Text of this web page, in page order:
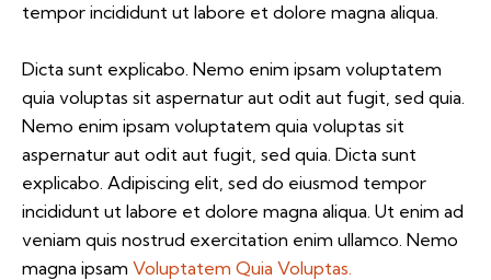
tempor incididunt ut labore et dolore magna aliqua.
Dicta sunt explicabo. Nemo enim ipsam voluptatem
quia voluptas sit aspernatur aut odit aut fugit, sed quia.
Nemo enim ipsam voluptatem quia voluptas sit
aspernatur aut odit aut fugit, sed quia. Dicta sunt
explicabo. Adipiscing elit, sed do eiusmod tempor
incididunt ut labore et dolore magna aliqua. Ut enim ad
veniam quis nostrud exercitation enim ullamco. Nemo
magna ipsam Voluptatem Quia Voluptas.